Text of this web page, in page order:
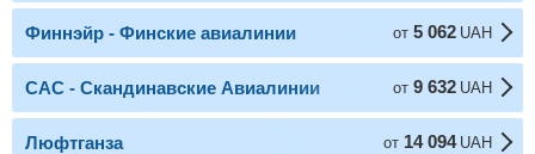
Финнэйр - Финские авиалинии от 5 062 UAH
САС - Скандинавские Авиалинии от 9 632 UAH
Люфтганза от 14 094 UAH